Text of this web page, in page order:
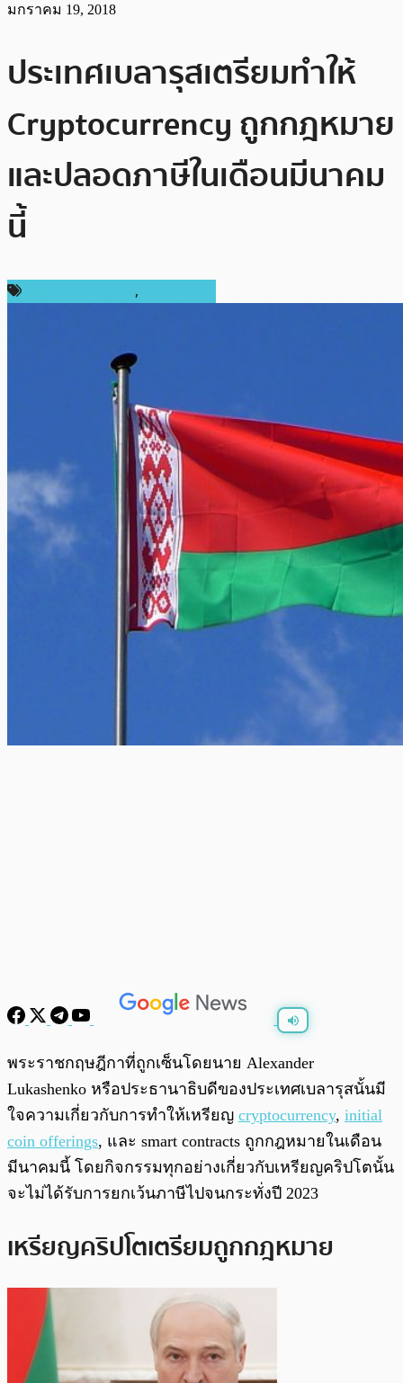
มกราคม 19, 2018
ประเทศเบลารุสเตรียมทำให้
Cryptocurrency ถูกกฎหมาย
และปลอดภาษีในเดือนมีนาคม
นี้
,
พระราชกฤษฎีกาที่ถูกเซ็นโดยนาย Alexander
Lukashenko หรือประธานาธิบดีของประเทศเบลารุสนั้นมี
ใจความเกี่ยวกับการทำให้เหรียญ cryptocurrency, initial
coin offerings, และ smart contracts ถูกกฎหมายในเดือน
มีนาคมนี้ โดยกิจกรรมทุกอย่างเกี่ยวกับเหรียญคริปโตนั้น
จะไม่ได้รับการยกเว้นภาษีไปจนกระทั่งปี 2023
เหรียญคริปโตเตรียมถูกกฎหมาย